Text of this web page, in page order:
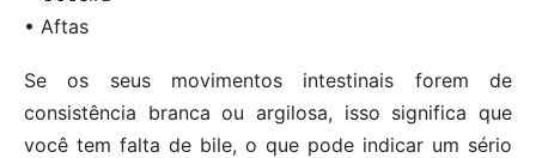
• Aftas
Se os seus movimentos intestinais forem de
consistência branca ou argilosa, isso significa que
você tem falta de bile, o que pode indicar um sério